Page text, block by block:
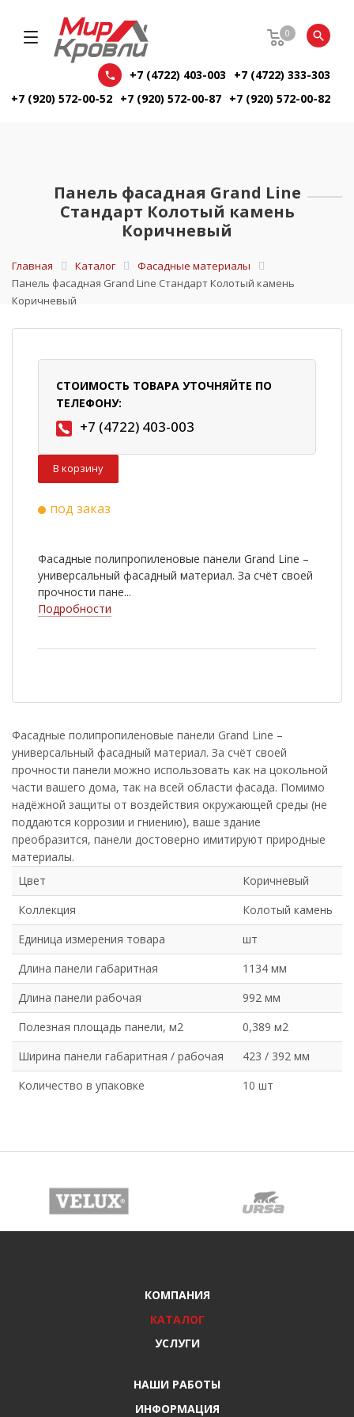
0
+7 (4722) 403-003
+7 (4722) 333-303
+7 (920) 572-00-52 +7 (920) 572-00-87 +7 (920) 572-00-82
Панель фасадная Grand Line
Стандарт Колотый камень
Коричневый
Главная Каталог
Фасадные материалы
Панель фасадная Grand Line Стандарт Колотый камень
Коричневый
СТОИМОСТЬ ТОВАРА УТОЧНЯЙТЕ ПО
ТЕЛЕФОНУ:
+7 (4722) 403-003
В корзину
под заказ
Фасадные полипропиленовые панели Grand Line –
универсальный фасадный материал. За счёт своей
прочности пане...
Подробности
Фасадные полипропиленовые панели Grand Line –
универсальный фасадный материал. За счёт своей
прочности панели можно использовать как на цокольной
части вашего дома, так на всей области фасада. Помимо
надёжной защиты от воздействия окружающей среды (не
поддаются коррозии и гниению), ваше здание
преобразится, панели достоверно имитируют природные
материалы.
Цвет
Коричневый
Коллекция
Колотый камень
Единица измерения товара
шт
Длина панели габаритная
1134 мм
Длина панели рабочая
992 мм
Полезная площадь панели, м2
0,389 м2
Ширина панели габаритная / рабочая
423 / 392 мм
Количество в упаковке
10 шт
КОМПАНИЯ
КАТАЛОГ
УСЛУГИ
НАШИ РАБОТЫ
ИНФОРМАЦИЯ